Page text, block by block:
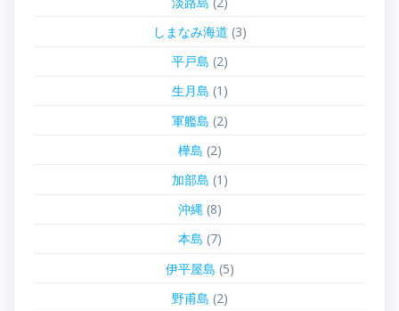
しまなみ海道 (3)
平戸島 (2)
生月島 (1)
軍艦島 (2)
樺島 (2)
加部島 (1)
沖縄(8)
本島 (7)
伊平屋島 (5)
野甫島 (2)